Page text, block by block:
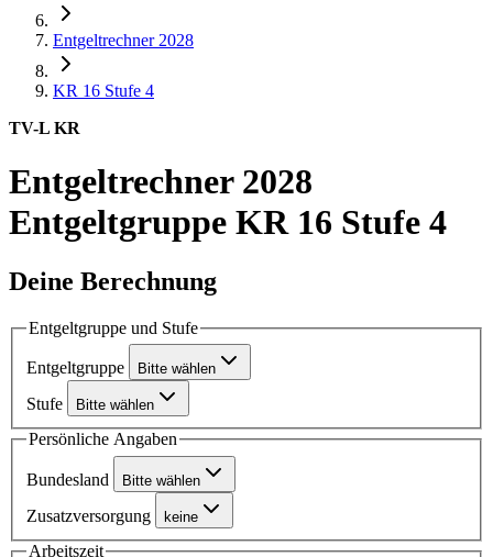
Entgeltrechner 2028
KR 16 Stufe 4
TV-L KR
Entgeltrechner 2028
Entgeltgruppe KR 16 Stufe 4
Deine Berechnung
Entgeltgruppe und Stufe
Entgeltgruppe Bitte wählen
Stufe Bitte wählen
Persönliche Angaben
Bundesland Bitte wählen
Zusatzversorgung keine
Arbeitszeit